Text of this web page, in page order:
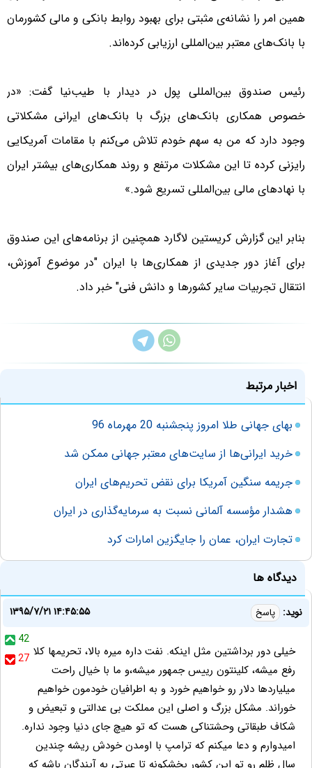
همین امر را نشانه‌ی مثبتی برای بهبود روابط بانکی و مالی کشورمان
با بانک‌های معتبر بین‌المللی ارزیابی کرده‌اند.
رئیس صندوق بین‌المللی پول در دیدار با طیب‌نیا گفت: «در
خصوص همکاری بانک‌های بزرگ با بانک‌های ایرانی مشکلاتی
وجود دارد که من به سهم خودم تلاش می‌کنم با مقامات آمریکایی
رایزنی کرده تا این مشکلات مرتفع و روند همکاری‌های بیشتر ایران
با نهادهای مالی بین‌المللی تسریع شود.»
بنابر این گزارش کریستین لاگارد همچنین از برنامه‌های این صندوق
برای آغاز دور جدیدی از همکاری‌ها با ایران "در موضوع آموزش،
انتقال تجربیات سایر کشورها و دانش فنی" خبر داد.
اخبار مرتبط
بهای جهانی طلا امروز پنجشنبه 20 مهرماه 96
خرید ایرانی‌ها از سایت‌های معتبر جهانی ممکن شد
جریمه سنگین آمریکا برای نقض تحریم‌های ایران
هشدار مؤسسه آلمانی نسبت به سرمایه‌گذاری در ایران
تجارت ایران، عمان را جایگزین امارات کرد
دیدگاه ها
نوید: پاسخ
۱۳۹۵/۷/۲۱ ۱۴:۴۵:۵۵
42
27 خیلی دور برداشتین مثل اینکه. نفت داره میره بالا، تحریمها کلا
رفع میشه، کلینتون رییس جمهور میشه،و ما با خیال راحت
میلیاردها دلار رو خواهیم خورد و به اطرافیان خودمون خواهیم
خوراند. مشکل بزرگ و اصلی این مملکت بی عدالتی و تبعیض و
شکاف طبقاتی وحشتناکی هست که تو هیچ جای دنیا وجود نداره.
امیدوارم و دعا میکنم که ترامپ با اومدن خودش ریشه چندین
سال ظلم رو تو این کشور بخشکونه تا عبرتی به آیندگان باشه که